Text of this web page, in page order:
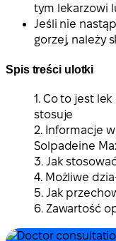
tym lekarzowi
Jeśli nie
gorzej, należy
Spis treści ulotki
1. Co to jest
stosuje
2. Informacje
Solpadeine
3. Jak
4. Możliwe
5. Jak
6. Zawartość